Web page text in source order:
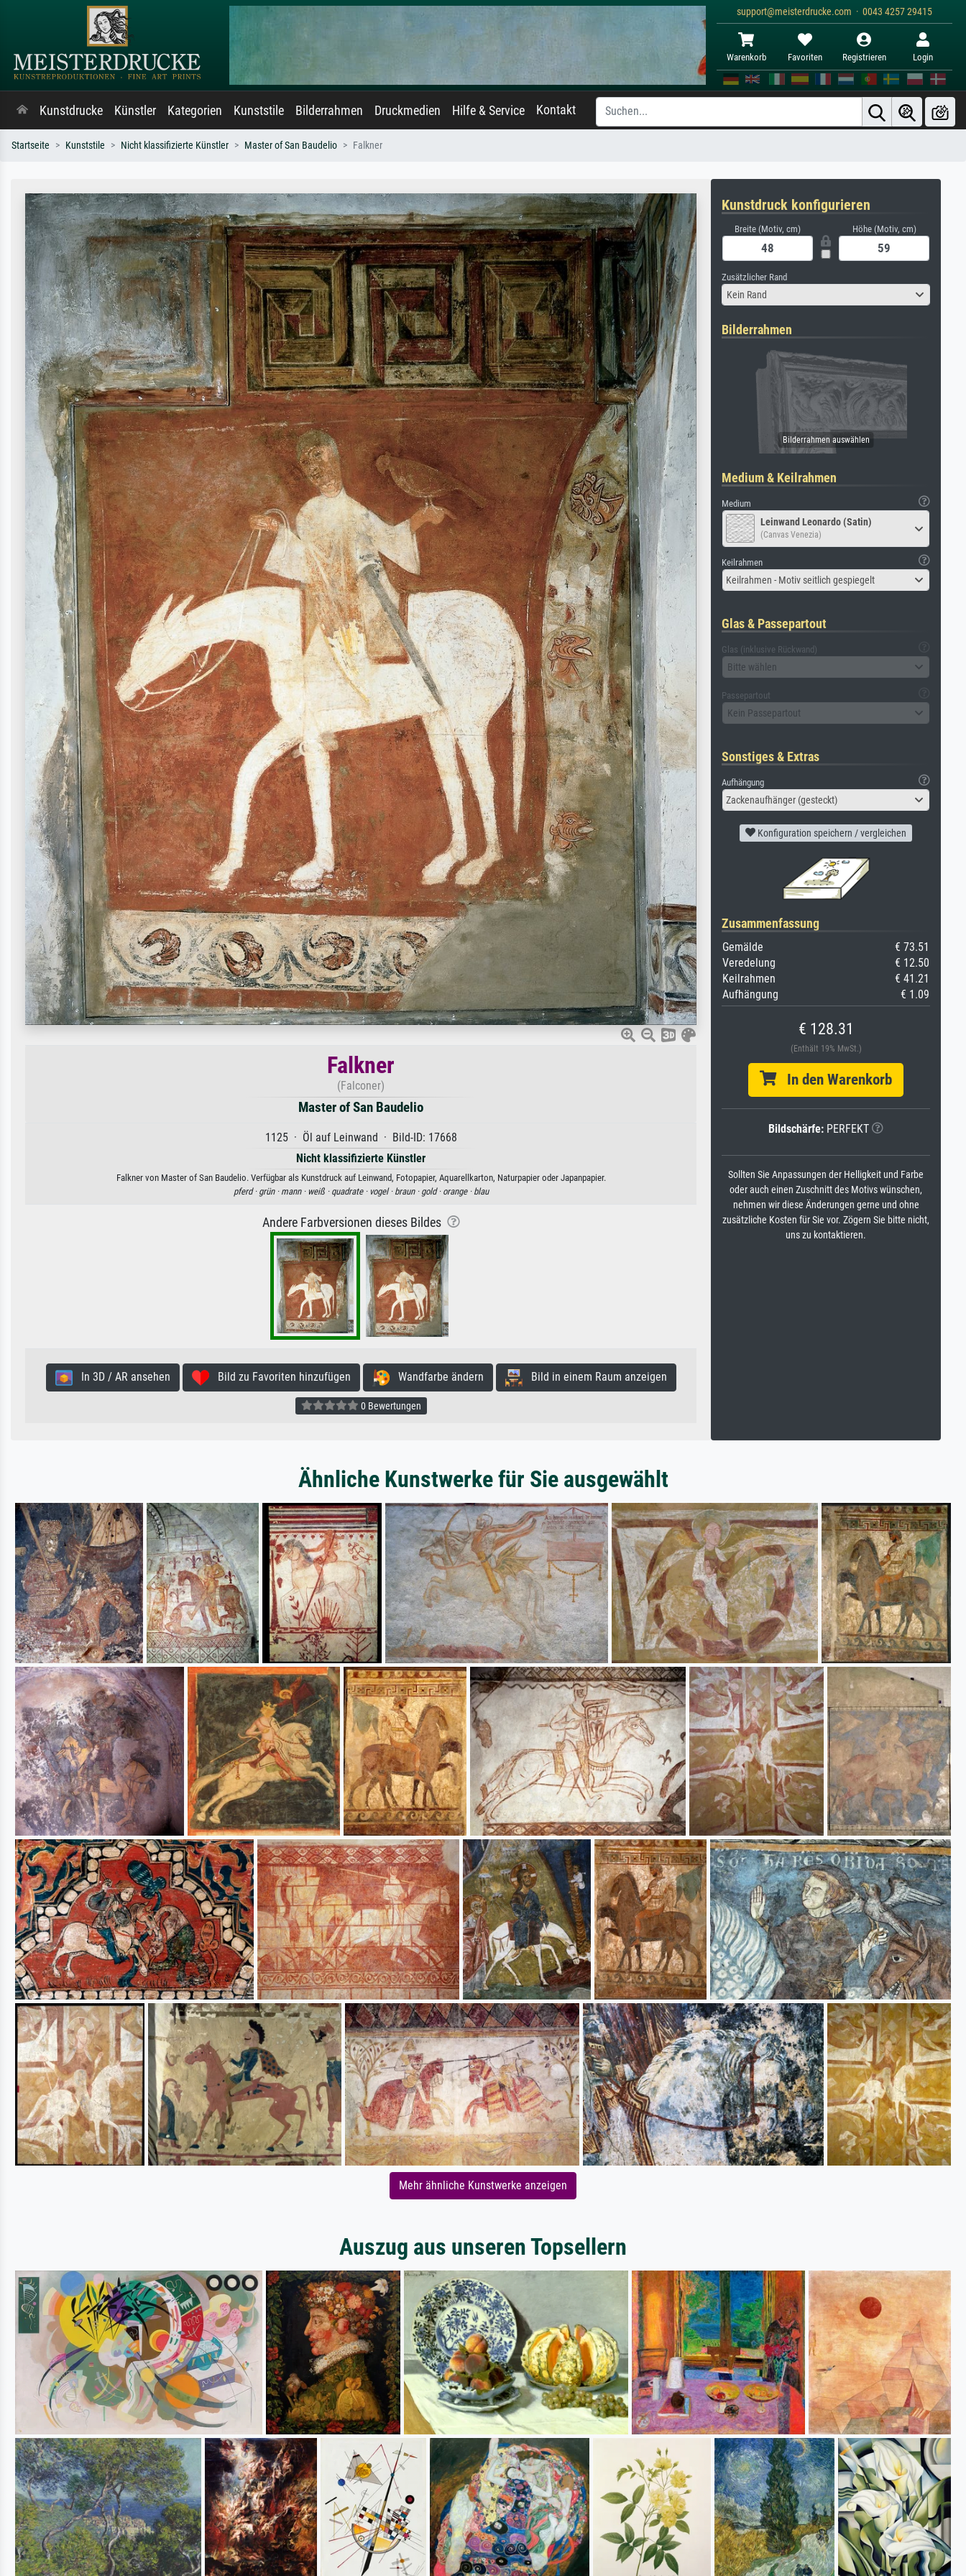
support@meisterdrucke.com · 0043 4257 29415
Warenkorb Favoriten Registrieren Login
Kunstdrucke Künstler Kategorien Kunststile Bilderrahmen Druckmedien Hilfe & Service Kontakt
Startseite Kunststile Nicht klassifizierte Künstler Master of San Baudelio Falkner
Falkner
(Falconer)
Master of San Baudelio
1125 · Öl auf Leinwand · Bild-ID: 17668
Nicht klassifizierte Künstler
Falkner von Master of San Baudelio. Verfügbar als Kunstdruck auf Leinwand, Fotopapier, Aquarellkarton, Naturpapier oder Japanpapier.
pferd · grün · mann · weiß · quadrate · vogel · braun · gold · orange · blau
Andere Farbversionen dieses Bildes
In 3D / AR ansehen Bild zu Favoriten hinzufügen Wandfarbe ändern Bild in einem Raum anzeigen
0 Bewertungen
Kunstdruck konfigurieren
Breite (Motiv, cm) Höhe (Motiv, cm)
Zusätzlicher Rand
Kein Rand
Bilderrahmen
Medium & Keilrahmen
Medium
Leinwand Leonardo (Satin)
(Canvas Venezia)
Keilrahmen
Keilrahmen - Motiv seitlich gespiegelt
Glas & Passepartout
Glas (inklusive Rückwand)
Bitte wählen
Passepartout
Kein Passepartout
Sonstiges & Extras
Aufhängung
Zackenaufhänger (gesteckt)
Konfiguration speichern / vergleichen
Zusammenfassung
Gemälde
€ 73.51
Veredelung
€ 12.50
Keilrahmen
€ 41.21
Aufhängung
€ 1.09
€ 128.31
(Enthält 19% MwSt.)
In den Warenkorb
Bildschärfe: PERFEKT
Sollten Sie Anpassungen der Helligkeit und Farbe
oder auch einen Zuschnitt des Motivs wünschen,
nehmen wir diese Änderungen gerne und ohne
zusätzliche Kosten für Sie vor. Zögern Sie bitte nicht,
uns zu kontaktieren.
Ähnliche Kunstwerke für Sie ausgewählt
Mehr ähnliche Kunstwerke anzeigen
Auszug aus unseren Topsellern